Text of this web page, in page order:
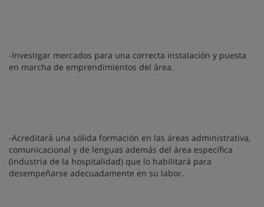
-Investigar mercados para una correcta instalación y puesta
en marcha de emprendimientos del área.
-Acreditará una sólida formación en las áreas administrativa,
comunicacional y de lenguas además del área específica
(industria de la hospitalidad) que lo habilitará para
desempeñarse adecuadamente en su labor.